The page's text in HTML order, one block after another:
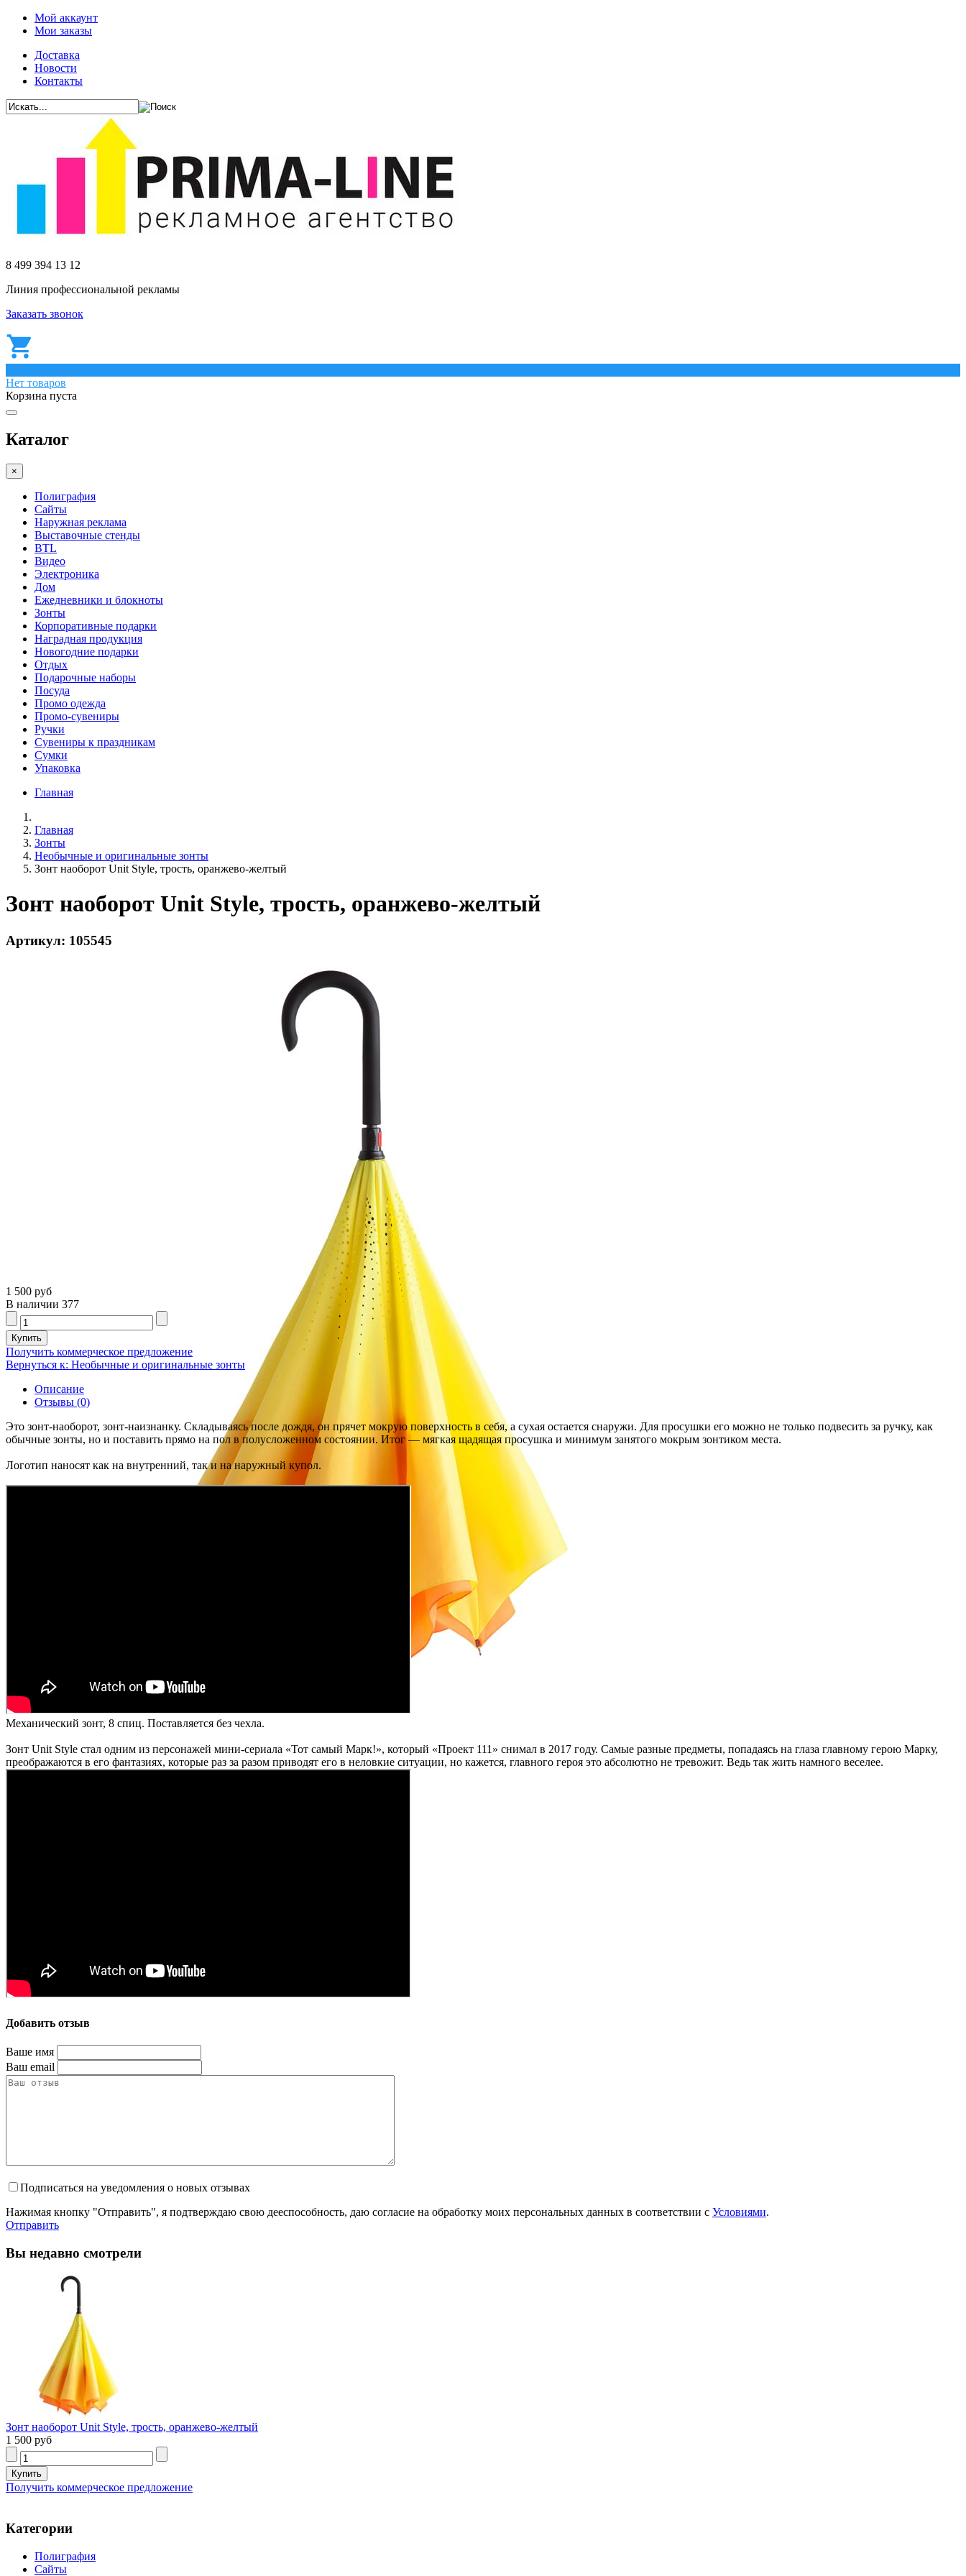
Мой аккаунт
Мои заказы
Доставка
Новости
Контакты
8 499 394 13 12
Линия профессиональной рекламы
Заказать звонок
Нет товаров
Корзина пуста
Каталог
×
Полиграфия
Сайты
Наружная реклама
Выставочные стенды
BTL
Видео
Электроника
Дом
Ежедневники и блокноты
Зонты
Корпоративные подарки
Наградная продукция
Новогодние подарки
Отдых
Подарочные наборы
Посуда
Промо одежда
Промо-сувениры
Ручки
Сувениры к праздникам
Сумки
Упаковка
Главная
Главная
Зонты
Необычные и оригинальные зонты
Зонт наоборот Unit Style, трость, оранжево-желтый
Зонт наоборот Unit Style, трость, оранжево-желтый
Артикул: 105545
1 500 руб
В наличии 377
Получить коммерческое предложение
Вернуться к: Необычные и оригинальные зонты
Описание
Отзывы (0)
Это зонт-наоборот, зонт-наизнанку. Складываясь после дождя, он прячет мокрую поверхность в себя, а сухая остается снаружи. Для просушки его можно не только подвесить за ручку, как
обычные зонты, но и поставить прямо на пол в полусложенном состоянии. Итог — мягкая щадящая просушка и минимум занятого мокрым зонтиком места.
Логотип наносят как на внутренний, так и на наружный купол.
Механический зонт, 8 спиц. Поставляется без чехла.
Зонт Unit Style стал одним из персонажей мини-сериала «Тот самый Марк!», который «Проект 111» снимал в 2017 году. Самые разные предметы, попадаясь на глаза главному герою Марку,
преображаются в его фантазиях, которые раз за разом приводят его в неловкие ситуации, но кажется, главного героя это абсолютно не тревожит. Ведь так жить намного веселее.
Добавить отзыв
Ваше имя
Ваш email
Подписаться на уведомления о новых отзывах
Нажимая кнопку "Отправить", я подтверждаю свою дееспособность, даю согласие на обработку моих персональных данных в соответствии с Условиями.
Отправить
Вы недавно смотрели
Зонт наоборот Unit Style, трость, оранжево-желтый
1 500 руб
Получить коммерческое предложение
Категории
Полиграфия
Сайты